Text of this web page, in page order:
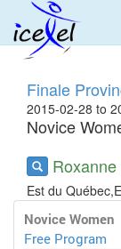
Finale
2015-02-28 to
Novice
Est du
Novice Women
Free Program